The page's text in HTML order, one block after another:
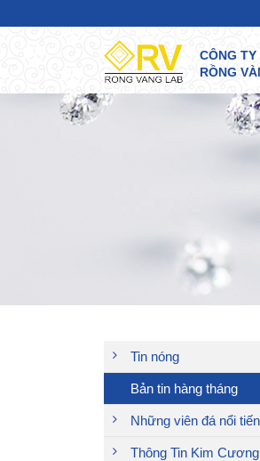
CÔNG
RỒNG
Tin nóng
Bản tin hàng tháng
Những viên đá nổi
Thông Tin Kim Cương